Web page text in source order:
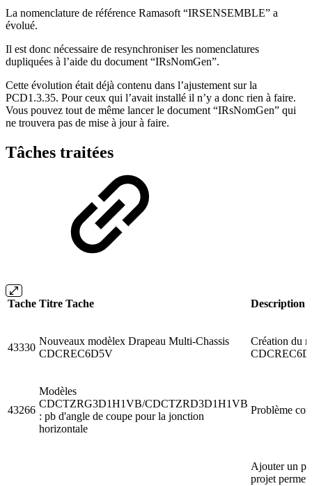
La nomenclature de référence Ramasoft “IRSENSEMBLE” a
évolué.
Il est donc nécessaire de resynchroniser les nomenclatures
dupliquées à l’aide du document “IRsNomGen”.
Cette évolution était déjà contenu dans l’ajustement sur la
PCD1.3.35. Pour ceux qui l’avait installé il n’y a donc rien à faire.
Vous pouvez tout de même lancer le document “IRsNomGen” qui
ne trouvera pas de mise à jour à faire.
Tâches traitées
Tache Titre Tache Description
43330
Nouveaux modèlex Drapeau Multi-Chassis
CDCREC6D5V
Création du
43266
Modèles
CDCTZRG3D1H1VB/CDCTZRD3D1H1VB
: pb d'angle de coupe pour la jonction
horizontale
Problème
Ajouter un
projet